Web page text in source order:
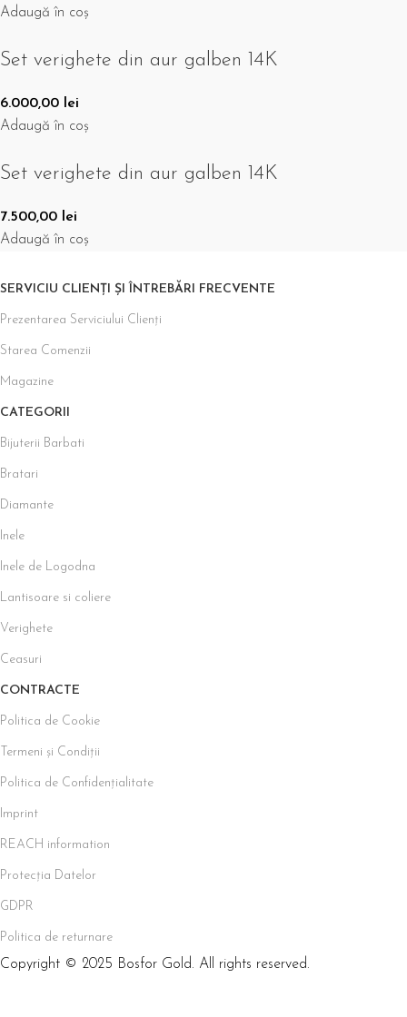
Adaugă în coș
Set verighete din aur galben 14K
6.000,00 lei
Adaugă în coș
Set verighete din aur galben 14K
7.500,00 lei
Adaugă în coș
SERVICIU CLIENȚI ȘI ÎNTREBĂRI FRECVENTE
Prezentarea Serviciului Clienți
Starea Comenzii
Magazine
CATEGORII
Bijuterii Barbati
Bratari
Diamante
Inele
Inele de Logodna
Lantisoare si coliere
Verighete
Ceasuri
CONTRACTE
Politica de Cookie
Termeni și Condiții
Politica de Confidențialitate
Imprint
REACH information
Protecția Datelor
GDPR
Politica de returnare
Copyright © 2025 Bosfor Gold. All rights reserved.